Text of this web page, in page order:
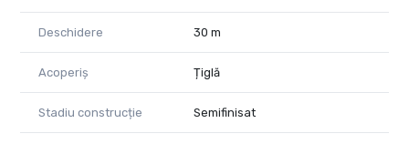
Deschidere 30 m
Acoperiș Țiglă
Stadiu construcție Semifinisat